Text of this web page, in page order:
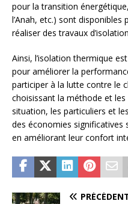
pour la transition
l’Anah, etc.) sont
réaliser des travaux
Ainsi, l’isolation thermique
pour améliorer la
participer à la lutte contre le
choisissant la méthode et
situation, les particuliers et
des économies significatives
en améliorant leur confort